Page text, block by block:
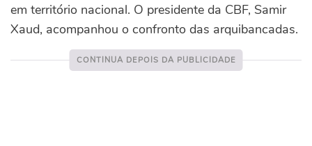
em território nacional. O presidente da CBF, Samir
Xaud, acompanhou o confronto das arquibancadas.